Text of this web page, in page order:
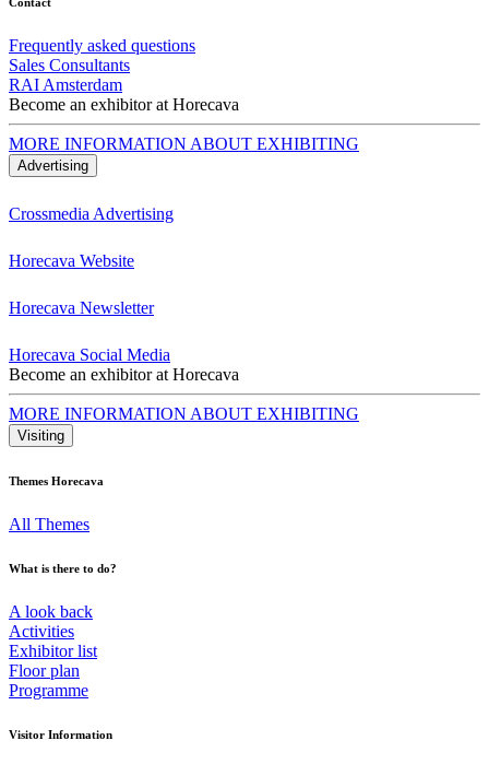
Frequently asked questions
Sales Consultants
RAI Amsterdam
Become an exhibitor at Horecava
MORE INFORMATION ABOUT EXHIBITING
Advertising
Crossmedia Advertising
Horecava Website
Horecava Newsletter
Horecava Social Media
Become an exhibitor at Horecava
MORE INFORMATION ABOUT EXHIBITING
Visiting
Themes Horecava
All Themes
What is there to do?
A look back
Activities
Exhibitor list
Floor plan
Programme
Visitor Information